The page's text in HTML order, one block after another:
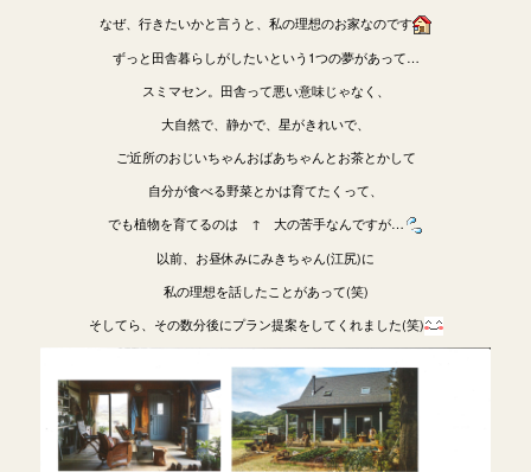
なぜ、行きたいかと言うと、私の理想のお家なのです
ずっと田舎暮らしがしたいという1つの夢があって…
スミマセン。田舎って悪い意味じゃなく、
大自然で、静かで、星がきれいで、
ご近所のおじいちゃんおばあちゃんとお茶とかして
自分が食べる野菜とかは育てたくって、
でも植物を育てるのは ↑ 大の苦手なんですが…
以前、お昼休みにみきちゃん(江尻)に
私の理想を話したことがあって(笑)
そしてら、その数分後にプラン提案をしてくれました(笑)